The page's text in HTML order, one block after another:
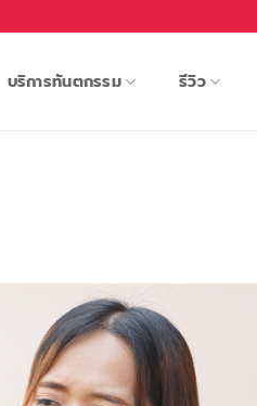
บริการทันตกรรม รีวิว